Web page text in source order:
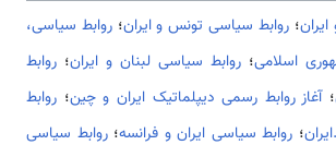
؛روابط سیاسی تونس و ایران؛روابط سیاسی،
اسلامی؛ روابط سیاسی لبنان و ایران؛ روابط
؛آغاز روابط رسمی دیپلماتیک ایران و چین؛ روابط
؛ روابط سیاسی ایران و فرانسه؛روابط سیاسی